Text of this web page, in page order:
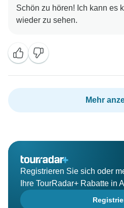
Schön zu hören! Ich kann es
Mehr
Registrieren Sie sich oder
Ihre TourRadar+ Rabatte in